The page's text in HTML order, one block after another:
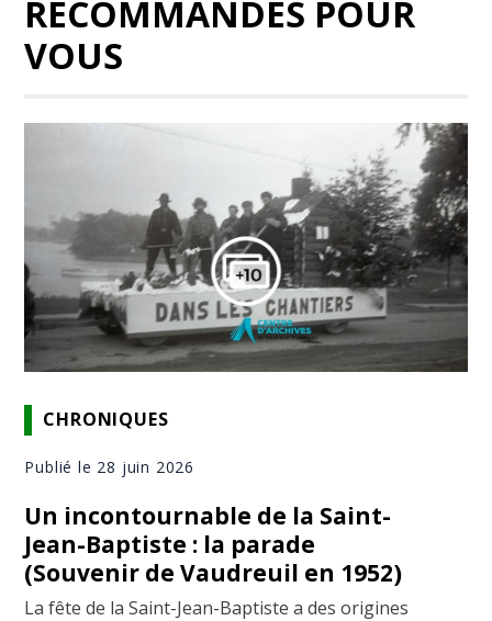
RECOMMANDÉS POUR
VOUS
CHRONIQUES
Publié le 28 juin 2026
Un incontournable de la Saint-
Jean-Baptiste : la parade
(Souvenir de Vaudreuil en 1952)
La fête de la Saint-Jean-Baptiste a des origines